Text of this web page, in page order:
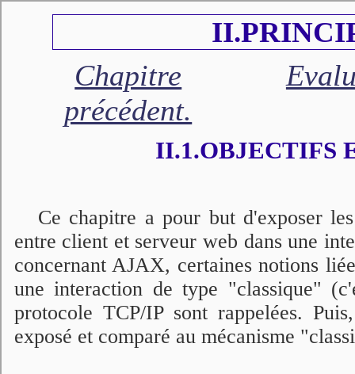
Chapitre
précédent.
II.1.OBJECTIFS
Ce chapitre a pour but d'exposer
entre client et serveur web dans une
concernant AJAX, certaines notions
une interaction de type "classique"
protocole TCP/IP sont rappelées.
exposé et comparé au mécanisme